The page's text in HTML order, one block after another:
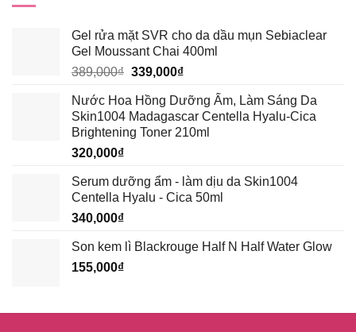
Gel rửa mặt SVR cho da dầu mụn Sebiaclear
Gel Moussant Chai 400ml
389,000₫ Giá
là:
389,000₫.
339,000₫Giá
tại
là:
339,000₫.
Nước Hoa Hồng Dưỡng Ẩm, Làm Sáng Da
Skin1004 Madagascar Centella Hyalu-Cica
Brightening Toner 210ml
320,000₫
Serum dưỡng ẩm - làm dịu da Skin1004
Centella Hyalu - Cica 50ml
340,000₫
Son kem lì Blackrouge Half N Half Water Glow
155,000₫